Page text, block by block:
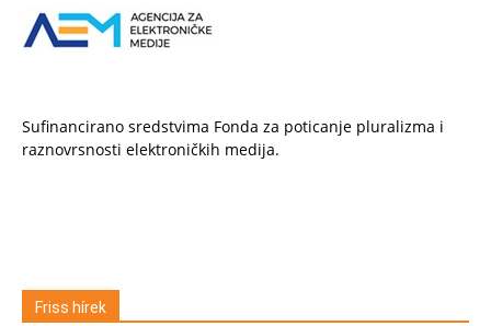
Sufinancirano sredstvima Fonda za poticanje pluralizma i
raznovrsnosti elektroničkih medija.
Friss hírek